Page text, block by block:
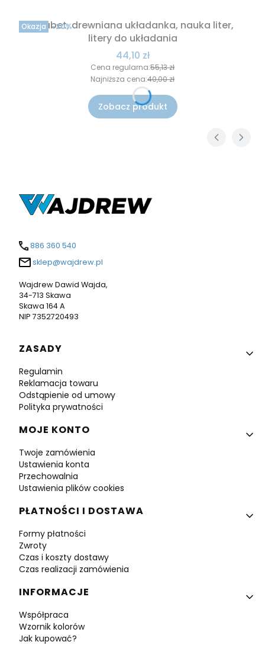
Okazja
Alfabet, drewniana układanka, nauka liter,
litery do układania
Cena promocyjna
44,10 zł
Cena regularna:55,13 zł
-20%
Najniższa cena:40,00 zł
Zobacz produkt
886 360 540
sklep@wajdrew.pl
Wajdrew Dawid Wajda,
34-713 Skawa
Skawa 164 A
NIP 7352720493
Linki w stopce
ZASADY
Regulamin
Reklamacja towaru
Odstąpienie od umowy
Polityka prywatności
MOJE KONTO
Twoje zamówienia
Ustawienia konta
Przechowalnia
Ustawienia plików cookies
PŁATNOŚCI I DOSTAWA
Formy płatności
Zwroty
Czas i koszty dostawy
Czas realizacji zamówienia
INFORMACJE
Współpraca
Wzornik kolorów
Jak kupować?